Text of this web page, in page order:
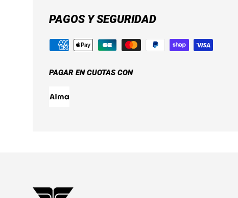
PAGOS Y SEGURIDAD
PAGAR EN CUOTAS CON